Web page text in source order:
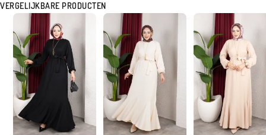
VERGELIJKBARE PRODUCTEN